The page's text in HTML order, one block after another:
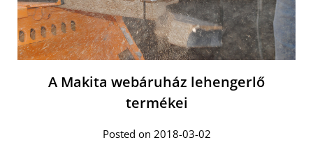
A Makita webáruház lehengerlő
termékei
Posted on 2018-03-02